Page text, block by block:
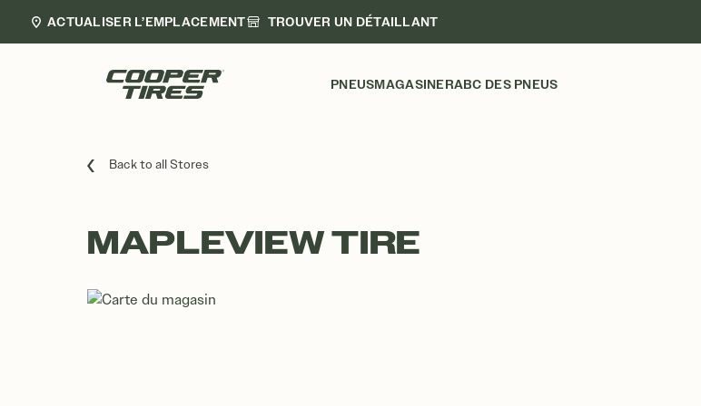
ACTUALISER L’EMPLACEMENT TROUVER UN DÉTAILLANT
PNEUSMAGASINERABC DES PNEUS
Back to all Stores
MAPLEVIEW TIRE